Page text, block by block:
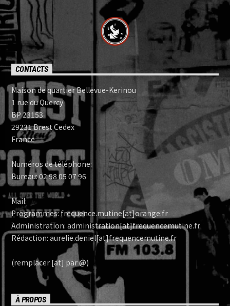
CONTACTS
Maison de quartier Bellevue-Kerinou
1 rue du Quercy
BP 23153
29231 Brest Cedex
France
Numéros de téléphone:
Bureau: 02 98 05 07 96
Mail:
Programmes: frequence.mutine[at]orange.fr
Administration: administration[at]frequencemutine.fr
Rédaction: aurelie.deniel[at]frequencemutine.fr
(remplacer [at] par @)
À PROPOS